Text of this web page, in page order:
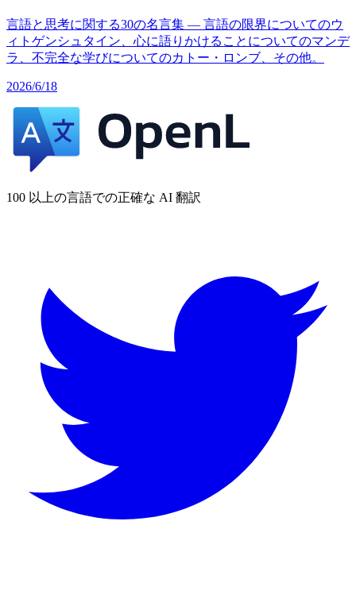
言語と思考に関する30の名言集 — 言語の限界についてのウ
ィトゲンシュタイン、心に語りかけることについてのマンデ
ラ、不完全な学びについてのカトー・ロンブ、その他。
2026/6/18
100 以上の言語での正確な AI 翻訳